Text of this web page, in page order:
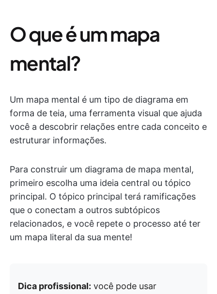
O que é um mapa
mental?
Um mapa mental é um tipo de diagrama em
forma de teia, uma ferramenta visual que ajuda
você a descobrir relações entre cada conceito e
estruturar informações.
Para construir um diagrama de mapa mental,
primeiro escolha uma ideia central ou tópico
principal. O tópico principal terá ramificações
que o conectam a outros subtópicos
relacionados, e você repete o processo até ter
um mapa literal da sua mente!
Dica profissional: você pode usar